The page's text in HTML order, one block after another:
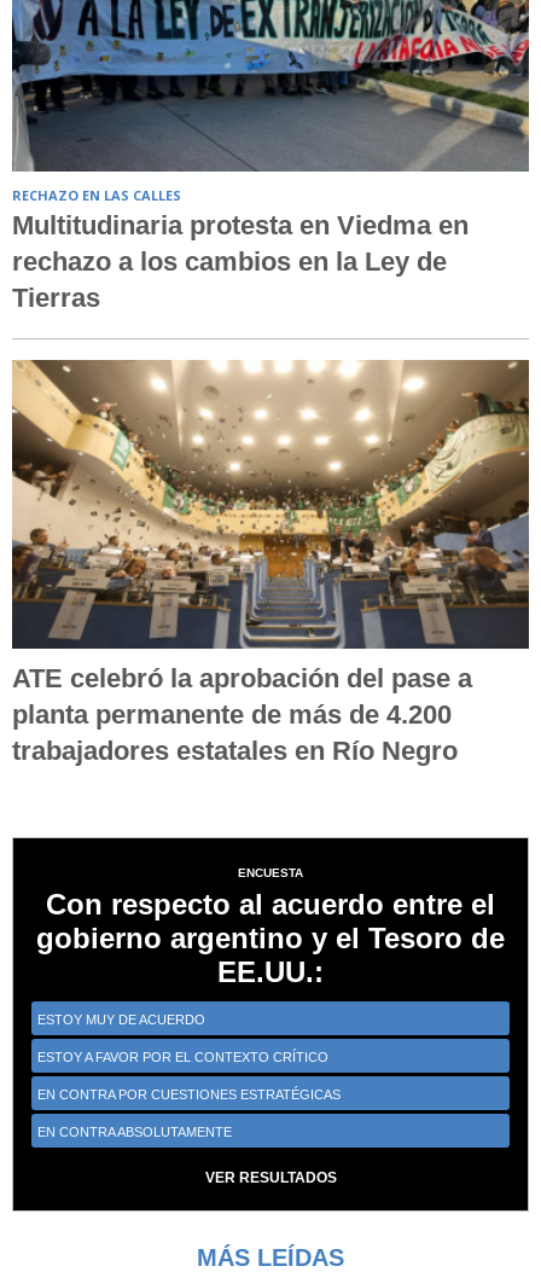
RECHAZO EN LAS CALLES
Multitudinaria protesta en Viedma en
rechazo a los cambios en la Ley de
Tierras
ATE celebró la aprobación del pase a
planta permanente de más de 4.200
trabajadores estatales en Río Negro
ENCUESTA
Con respecto al acuerdo entre el
gobierno argentino y el Tesoro de
EE.UU.:
ESTOY MUY DE ACUERDO
ESTOY A FAVOR POR EL CONTEXTO CRÍTICO
EN CONTRA POR CUESTIONES ESTRATÉGICAS
EN CONTRA ABSOLUTAMENTE
VER RESULTADOS
MÁS LEÍDAS